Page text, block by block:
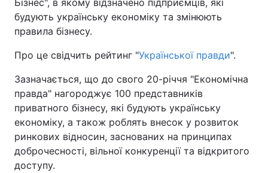
будують українську економіку та змінюють
правила бізнесу.
Про це свідчить рейтинг "Української правди".
Зазначається, що до свого 20-річчя "Економічна
правда" нагороджує 100 представників
приватного бізнесу, які будують українську
економіку, а також роблять внесок у розвиток
ринкових відносин, заснованих на принципах
доброчесності, вільної конкуренції та відкритого
доступу.